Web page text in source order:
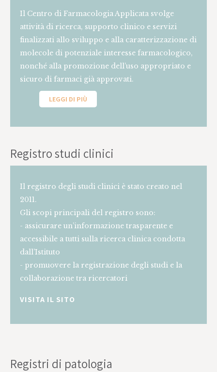
Il Centro di Farmacologia Applicata svolge
attività di ricerca, supporto clinico e servizi
finalizzati allo sviluppo e alla caratterizzazione di
molecole di potenziale interesse farmacologico,
nonché alla promozione dell’uso appropriato e
sicuro di farmaci già approvati.
LEGGI DI PIÙ
Registro studi clinici
Il registro degli studi clinici è stato creato nel
2011.
Gli scopi principali del registro sono:
- assicurare un’informazione trasparente e
accessibile a tutti sulla ricerca clinica condotta
dall’Istituto
- promuovere la registrazione degli studi e la
collaborazione tra ricercatori
VISITA IL SITO
Registri di patologia